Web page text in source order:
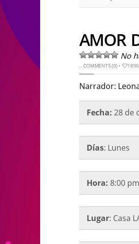
AMOR
No
..COMMENTS (0)• 1896
Narrador:
Fecha: 28 de
Días: Lunes
Hora: 8:00
Lugar: Casa